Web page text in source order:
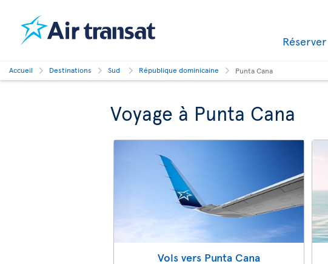
Réserver
Accueil Destinations Sud République dominicaine Punta Cana
Voyage à Punta Cana
Vols vers Punta Cana